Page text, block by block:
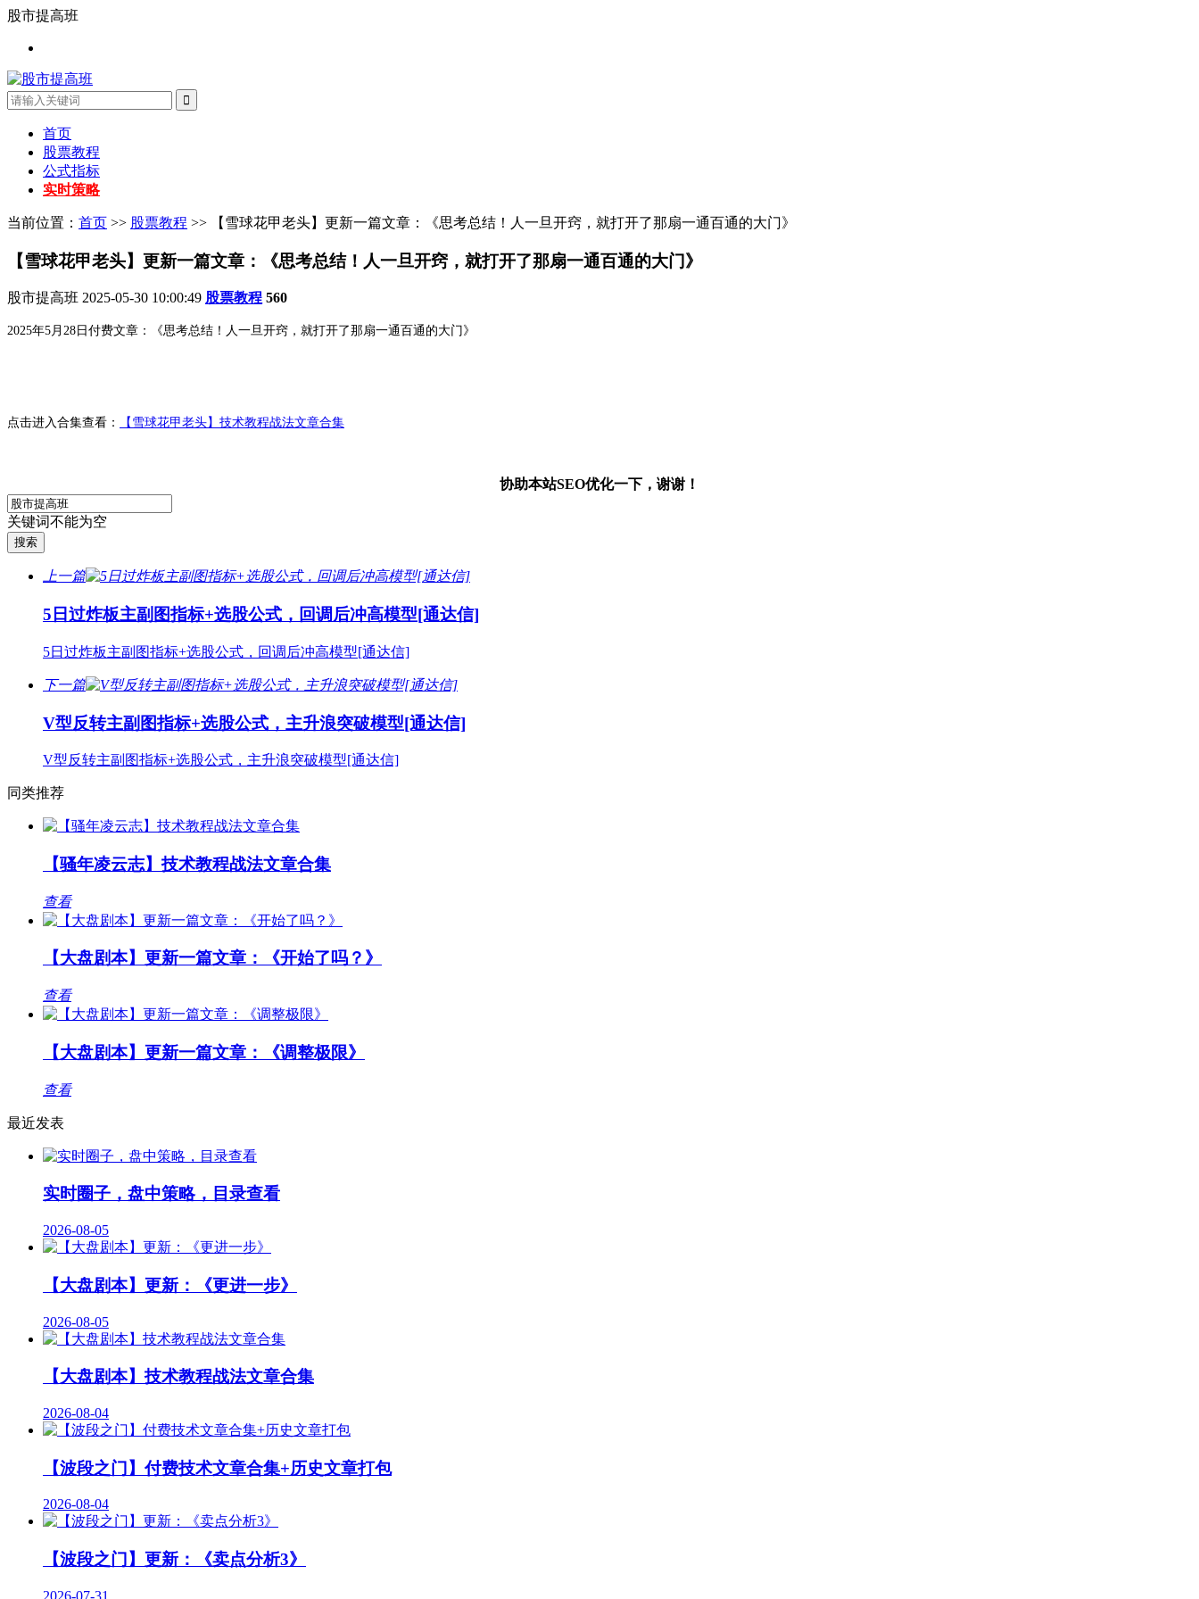
股市提高班
首页
股票教程
公式指标
实时策略
当前位置： 首页 >> 股票教程 >> 【雪球花甲老头】更新一篇文章：《思考总结！人一旦开窍，就打开了那扇一通百通的大门》
【雪球花甲老头】更新一篇文章：《思考总结！人一旦开窍，就打开了那扇一通百通的大门》
股市提高班 2025-05-30 10:00:49 股票教程 560
2025年5月28日付费文章：《思考总结！人一旦开窍，就打开了那扇一通百通的大门》
点击进入合集查看： 【雪球花甲老头】技术教程战法文章合集
协助本站SEO优化一下，谢谢！
关键词不能为空
上一篇
5日过炸板主副图指标+选股公式，回调后冲高模型[通达信]
5日过炸板主副图指标+选股公式，回调后冲高模型[通达信]
下一篇
V型反转主副图指标+选股公式，主升浪突破模型[通达信]
V型反转主副图指标+选股公式，主升浪突破模型[通达信]
同类推荐
【骚年凌云志】技术教程战法文章合集
查看
【大盘剧本】更新一篇文章：《开始了吗？》
查看
【大盘剧本】更新一篇文章：《调整极限》
查看
最近发表
实时圈子，盘中策略，目录查看
2026-08-05
【大盘剧本】更新：《更进一步》
2026-08-05
【大盘剧本】技术教程战法文章合集
2026-08-04
【波段之门】付费技术文章合集+历史文章打包
2026-08-04
【波段之门】更新：《卖点分析3》
2026-07-31